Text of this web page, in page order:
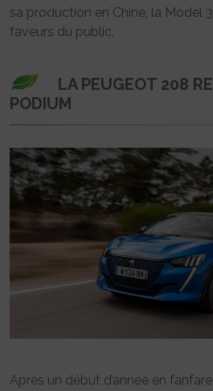
sa production en Chine, la Model
faveurs du public.
LA PEUGEOT 208
PODIUM
Après un début d’année en